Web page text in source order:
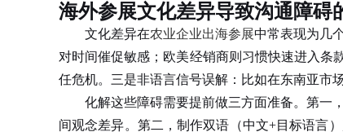
海外参展文化差异导致沟通障碍
文化差异在农业企业出海参展中常表现为几
对时间催促敏感；欧美经销商则习惯快速进入条
任危机。三是非语言信号误解：比如在东南亚市
化解这些障碍需要提前做三方面准备。第一，
间观念差异。第二，制作双语（中文+目标语言